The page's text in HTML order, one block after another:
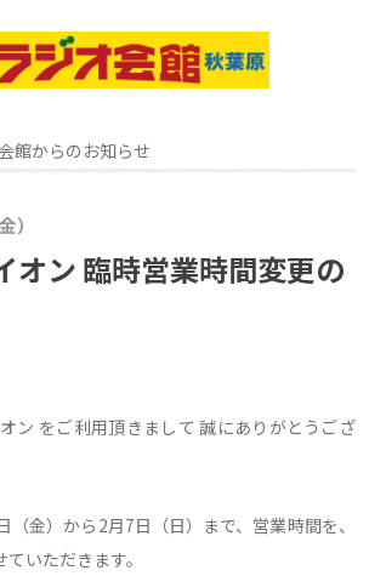
会館からのお知らせ
）
オン 臨時営業時間変更の
ン をご利用頂きまして 誠にありがとうござ
（金）から2月7日（日）まで、営業時間を、
いただきます。